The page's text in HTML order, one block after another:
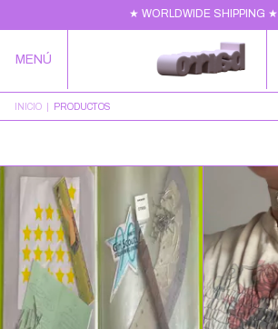
★ WORLDWIDE SHIPPING ★
MENÚ
INICIO PRODUCTOS